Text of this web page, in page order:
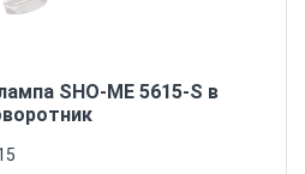
SHO-ME 5615-S в